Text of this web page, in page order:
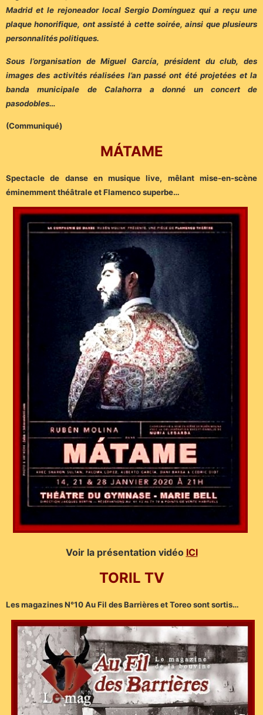
Madrid et le rejoneador local Sergio Domínguez qui a reçu une
plaque honorifique, ont assisté à cette soirée, ainsi que plusieurs
personnalités politiques.
Sous l’organisation de Miguel García, président du club, des
images des activités réalisées l’an passé ont été projetées et la
banda municipale de Calahorra a donné un concert de
pasodobles…
(Communiqué)
MÁTAME
Spectacle de danse en musique live, mêlant mise-en-scène
éminemment théâtrale et Flamenco superbe…
Voir la présentation vidéo ICI
TORIL TV
Les magazines N°10 Au Fil des Barrières et Toreo sont sortis…